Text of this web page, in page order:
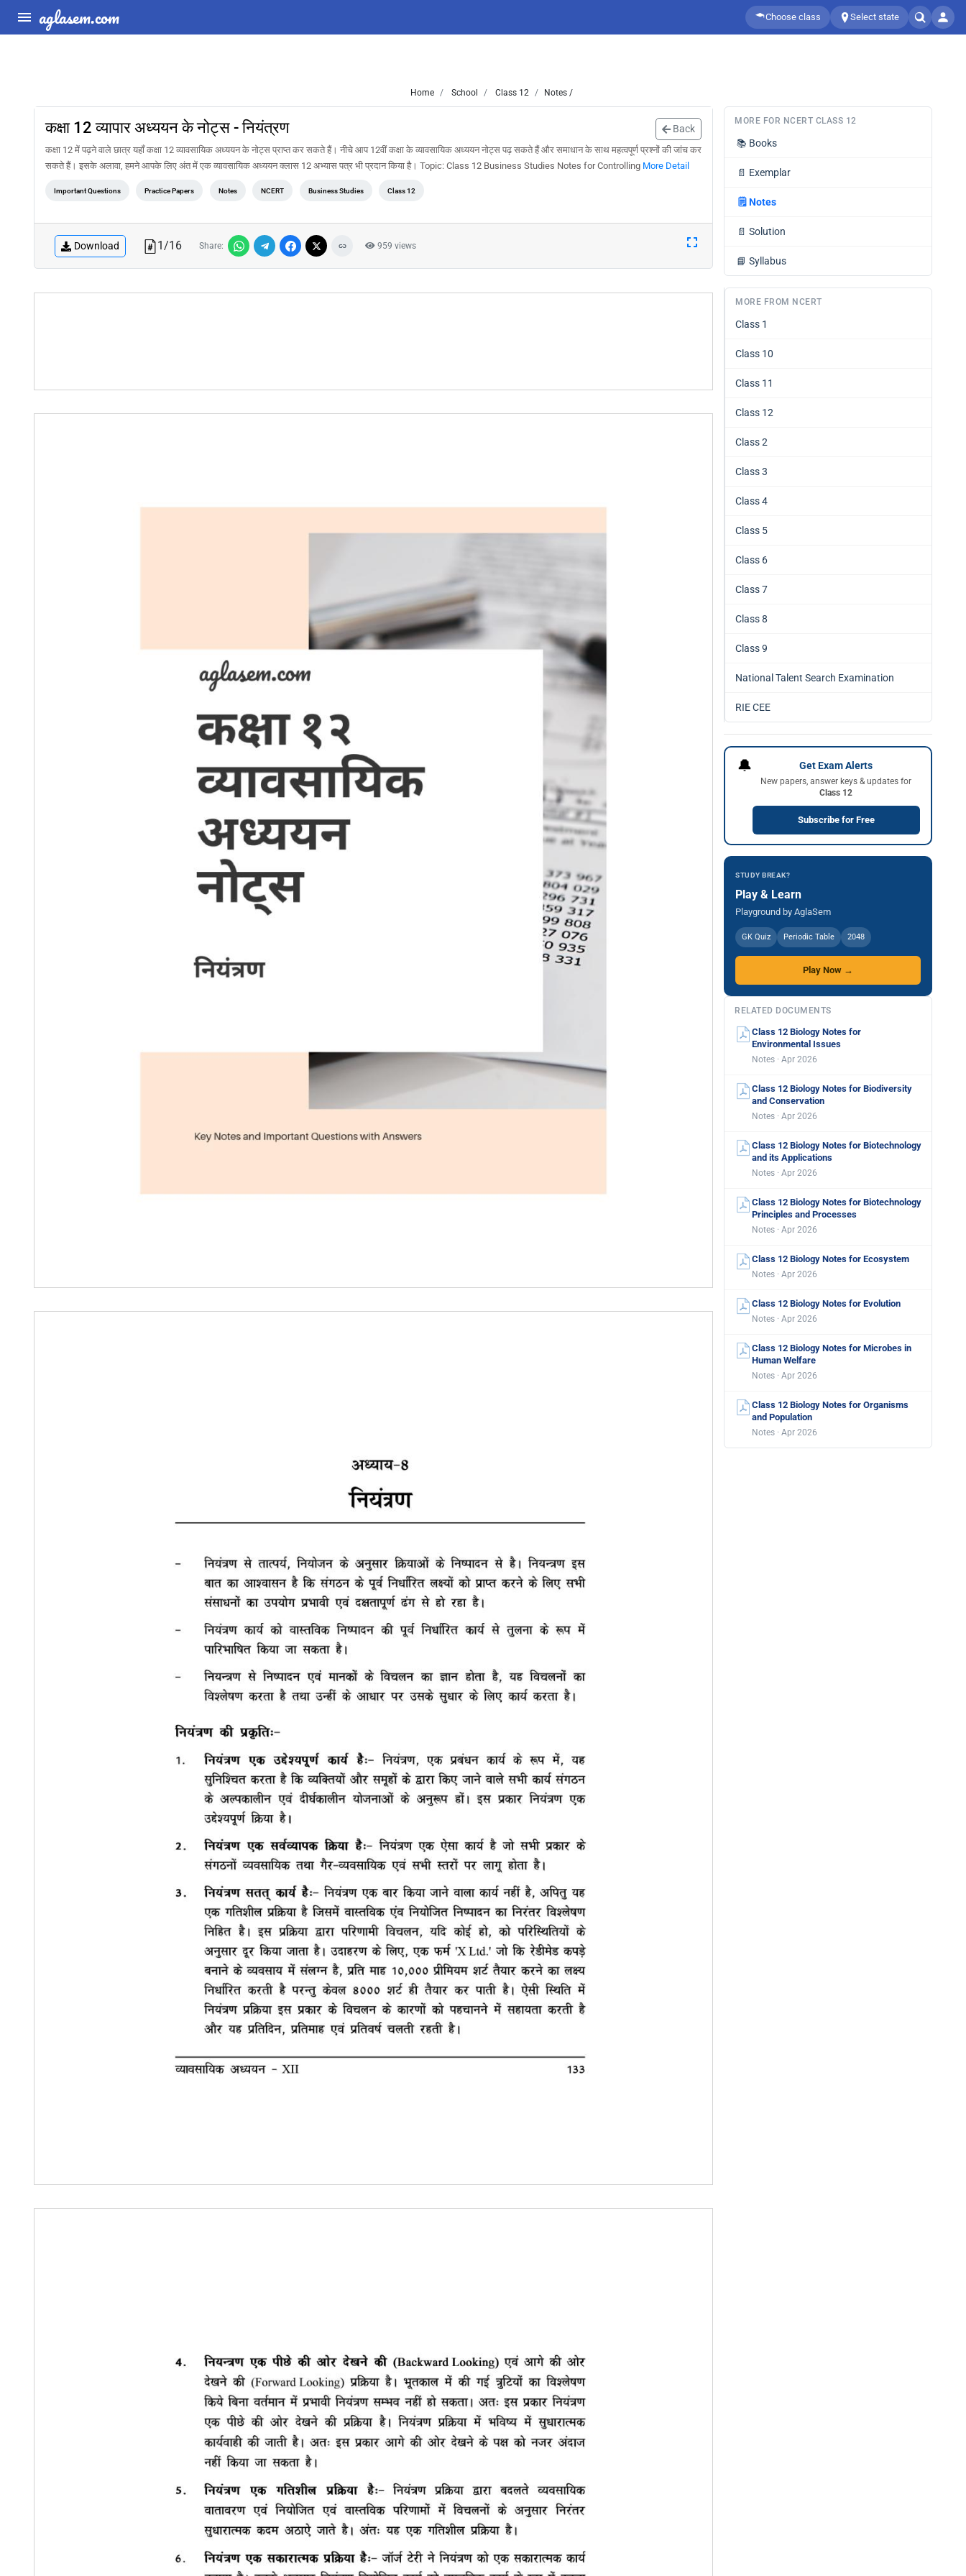
aglasem.com Choose class Select state
Home School Class 12 Notes /
कक्षा 12 व्यापार अध्ययन के नोट्स - नियंत्रण Back
कक्षा 12 में पढ़ने वाले छात्र यहाँ कक्षा 12 व्यावसायिक अध्ययन के नोट्स प्राप्त कर सकते हैं। नीचे आप 12वीं कक्षा के व्यावसायिक अध्ययन नोट्स पढ़ सकते हैं और समाधान के साथ महत्वपूर्ण प्रश्नों की जांच कर
सकते हैं। इसके अलावा, हमने आपके लिए अंत में एक व्यावसायिक अध्ययन क्लास 12 अभ्यास पत्र भी प्रदान किया है। Topic: Class 12 Business Studies Notes for Controlling More Detail
Important Questions Practice Papers Notes NCERT Business Studies Class 12
Download 1/16 Share: 959 views
MORE FOR NCERT CLASS 12
📚 Books
📄 Exemplar
🗒️ Notes
📄 Solution
📘 Syllabus
MORE FROM NCERT
Class 1
Class 10
Class 11
Class 12
Class 2
Class 3
Class 4
Class 5
Class 6
Class 7
Class 8
Class 9
National Talent Search Examination
RIE CEE
🔔 Get Exam Alerts
New papers, answer keys & updates for
Class 12
Subscribe for Free
STUDY BREAK?
Play & Learn
Playground by AglaSem
GK Quiz Periodic Table 2048
Play Now →
RELATED DOCUMENTS
Class 12 Biology Notes for
Environmental Issues
Notes · Apr 2026
Class 12 Biology Notes for Biodiversity
and Conservation
Notes · Apr 2026
Class 12 Biology Notes for Biotechnology
and its Applications
Notes · Apr 2026
Class 12 Biology Notes for Biotechnology
Principles and Processes
Notes · Apr 2026
Class 12 Biology Notes for Ecosystem
Notes · Apr 2026
Class 12 Biology Notes for Evolution
Notes · Apr 2026
Class 12 Biology Notes for Microbes in
Human Welfare
Notes · Apr 2026
Class 12 Biology Notes for Organisms
and Population
Notes · Apr 2026